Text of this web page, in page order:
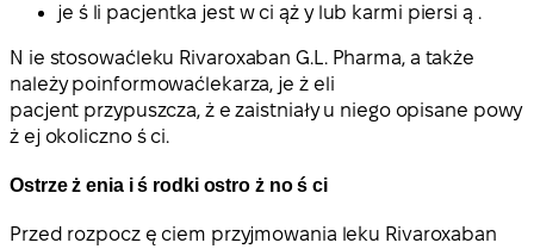
je ś li pacjentka jest w ci ąż y lub karmi piersi ą .
N ie stosowaćleku Rivaroxaban G.L. Pharma, a także
należy poinformowaćlekarza, je ż eli
pacjent przypuszcza, ż e zaistniały u niego opisane powy
ż ej okoliczno ś ci.
Ostrze ż enia i ś rodki ostro ż no ś ci
Przed rozpocz ę ciem przyjmowania leku Rivaroxaban